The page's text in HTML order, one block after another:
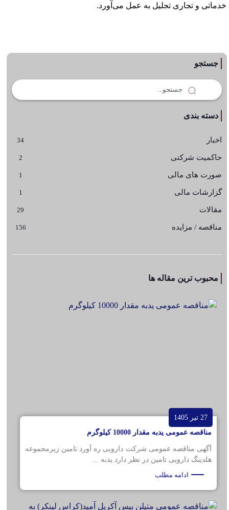
خدماتی و تجاری تجلیل به عمل می‌آورد.
جستجو
دسته بندی
اخبار 34
حاکمیت شرکتی 2
صورت های مالی 1
گزارشات مالی 1
مقالات 29
مناقصه / مزایده 156
محبوب ترین مقاله ها
27 تیر 1405
مناقصه عمومی یدبه مقدار 10000 کیلوگرم
آگهی مناقصه عمومی شرکت دارویی ره آورد تامین زیرمجموعه
هلدینگ دارویی تامین در نظر دارد یدبه ...
ادامه مطلب